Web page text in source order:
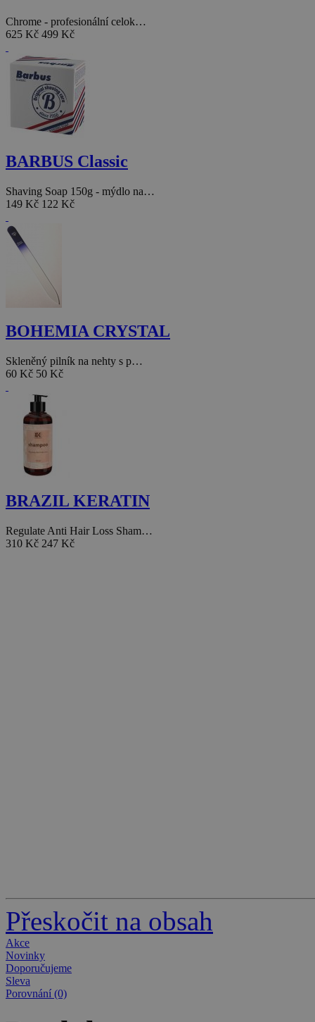
Chrome - profesionální celok…
625 Kč 499 Kč
BARBUS Classic
Shaving Soap 150g - mýdlo na…
149 Kč 122 Kč
BOHEMIA CRYSTAL
Skleněný pilník na nehty s p…
60 Kč 50 Kč
BRAZIL KERATIN
Regulate Anti Hair Loss Sham…
310 Kč 247 Kč
Přeskočit na obsah
Akce
Novinky
Doporučujeme
Sleva
Porovnání (0)